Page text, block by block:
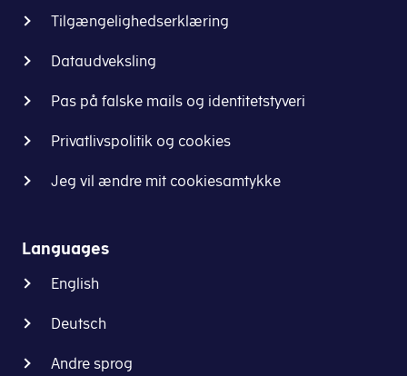
Tilgængelighedserklæring
Dataudveksling
Pas på falske mails og identitetstyveri
Privatlivspolitik og cookies
Jeg vil ændre mit cookiesamtykke
Languages
English
Deutsch
Andre sprog